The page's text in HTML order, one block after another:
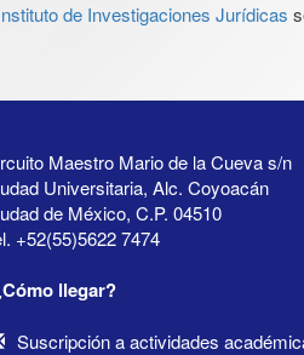
de Investigaciones Jurídicas
Maestro Mario de la Cueva s/n
Universitaria, Alc. Coyoacán
de México, C.P. 04510
+52(55)5622 7474
llegar?
Suscripción a actividades